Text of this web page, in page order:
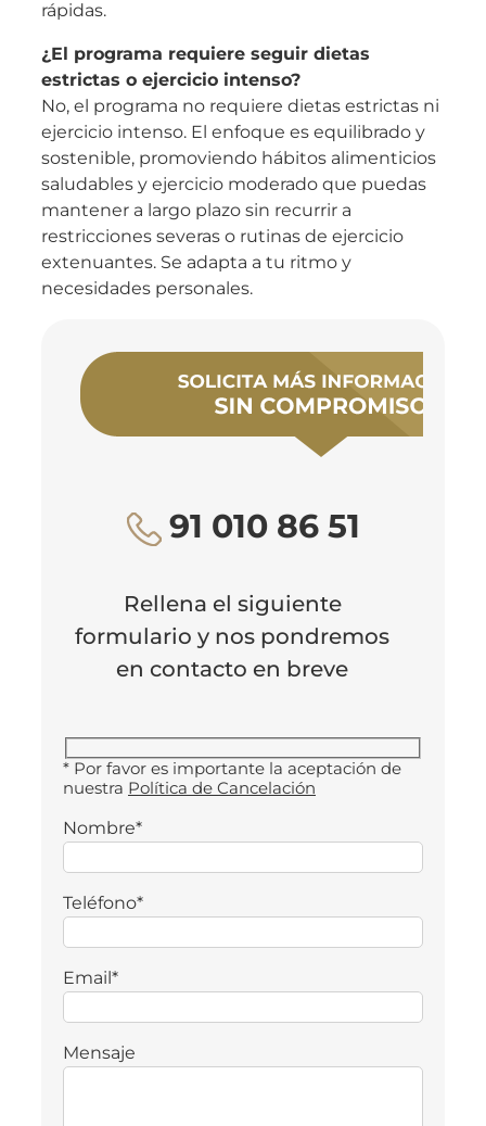
rápidas.
¿El programa requiere seguir dietas
estrictas o ejercicio intenso?
No, el programa no requiere dietas estrictas ni
ejercicio intenso. El enfoque es equilibrado y
sostenible, promoviendo hábitos alimenticios
saludables y ejercicio moderado que puedas
mantener a largo plazo sin recurrir a
restricciones severas o rutinas de ejercicio
extenuantes. Se adapta a tu ritmo y
necesidades personales.
91 010 86 51
Rellena el siguiente
formulario y nos pondremos
en contacto en breve
* Por favor es importante la aceptación de
nuestra Política de Cancelación
Nombre*
Teléfono*
Email*
Mensaje